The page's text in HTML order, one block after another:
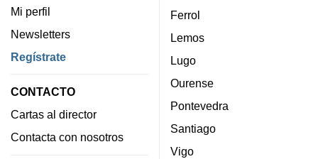
Mi perfil
Newsletters
Regístrate
CONTACTO
Cartas al director
Contacta con nosotros
Ferrol
Lemos
Lugo
Ourense
Pontevedra
Santiago
Vigo